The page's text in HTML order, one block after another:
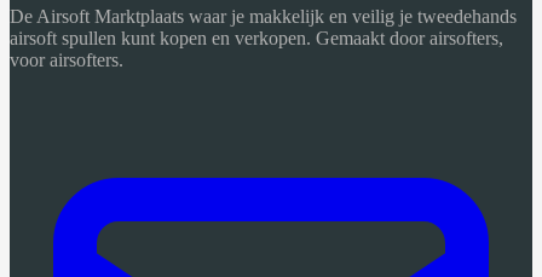
De Airsoft Marktplaats waar je makkelijk en veilig je tweedehands
airsoft spullen kunt kopen en verkopen. Gemaakt door airsofters,
voor airsofters.